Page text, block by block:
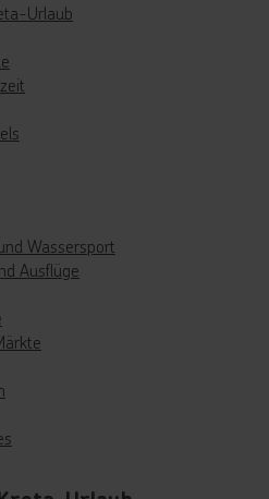
Urlaub
Wassersport
Ausflüge